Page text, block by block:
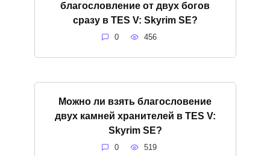
благословление от двух богов
сразу в TES V: Skyrim SE?
0 456
Можно ли взять благословение
двух камней хранителей в TES V:
Skyrim SE?
0 519